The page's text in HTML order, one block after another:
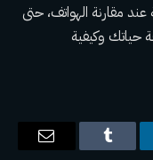
مقارنة الهواتف، حتى
حياتك وكيفية
Tumblr
البريد